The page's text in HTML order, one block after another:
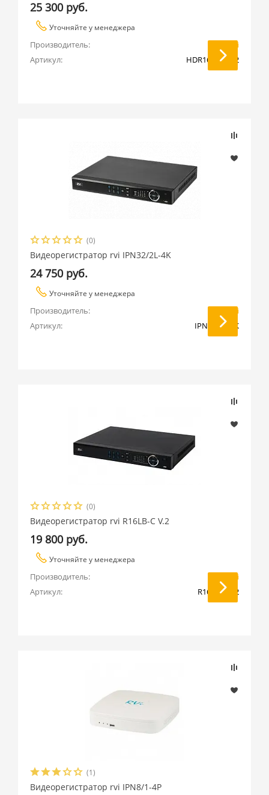
25 300 руб.
Уточняйте у менеджера
Производитель:
RVi
Артикул:
HDR16LB-C V.2
(0)
Видеорегистратор rvi IPN32/2L-4K
24 750 руб.
Уточняйте у менеджера
Производитель:
RVi
Артикул:
IPN32/2L-4K
(0)
Видеорегистратор rvi R16LB-C V.2
19 800 руб.
Уточняйте у менеджера
Производитель:
RVi
Артикул:
R16LB-C V.2
(1)
Видеорегистратор rvi IPN8/1-4P